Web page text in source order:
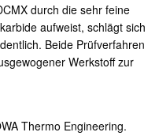
durch die sehr feine
aufweist, schlägt sich
Beide Prüfverfahren
Werkstoff zur
Thermo Engineering.